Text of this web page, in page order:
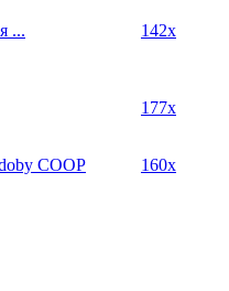
... 142x
177x
COOP
160x